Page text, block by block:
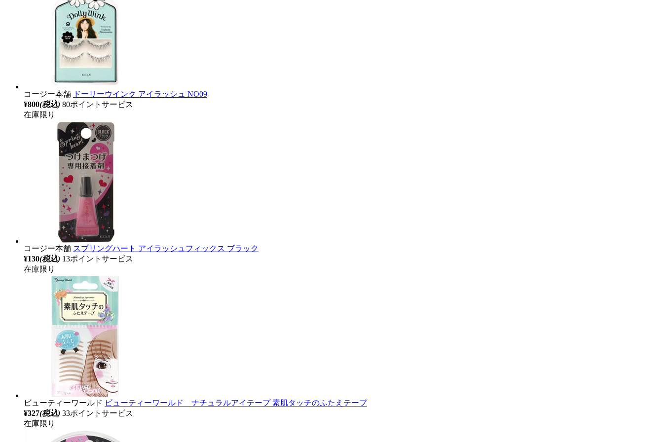
コージー本舗 ドーリーウインク アイラッシュ NO09
¥800(税込) 80ポイントサービス
在庫限り
コージー本舗 スプリングハート アイラッシュフィックス ブラック
¥130(税込) 13ポイントサービス
在庫限り
ビューティーワールド ビューティーワールド ナチュラルアイテープ 素肌タッチのふたえテープ
¥327(税込) 33ポイントサービス
在庫限り